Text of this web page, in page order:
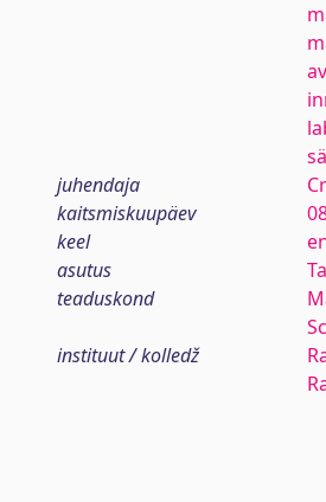
juhendaja
kaitsmiskuupäev
keel
asutus
teaduskond
instituut / kolledž